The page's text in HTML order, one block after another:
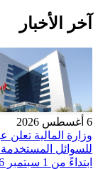
آخر الأخبار
6 أغسطس 2026
وزارة المالية تعلن
للسوائل المستخدمة
ابتداءً من 1 سبتمبر 2026